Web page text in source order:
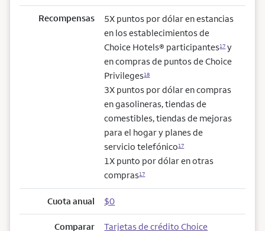
Recompensas
5X puntos por dólar en estancias
en los establecimientos de
Choice Hotels® participantes17y
en compras de puntos de Choice
Privileges18
3X puntos por dólar en compras
en gasolineras, tiendas de
comestibles, tiendas de mejoras
para el hogar y planes de
servicio telefónico17
1X punto por dólar en otras
compras17
Cuota anual $0
Comparar Tarjetas de crédito Choice